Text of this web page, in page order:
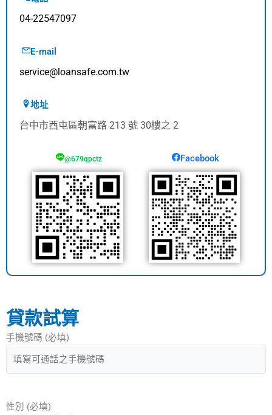
04-22547097
E-mail
service@loansafe.com.tw
地址
台中市西屯區朝富路 213 號 30樓之 2
@679qpctz Facebook
貸款試算
手機號碼 (必填)
性別 (必填)